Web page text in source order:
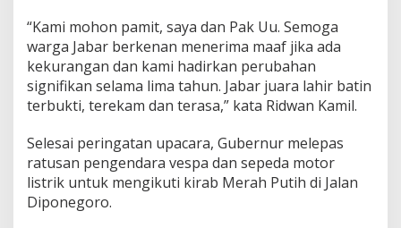
“Kami mohon pamit, saya dan Pak Uu. Semoga
warga Jabar berkenan menerima maaf jika ada
kekurangan dan kami hadirkan perubahan
signifikan selama lima tahun. Jabar juara lahir batin
terbukti, terekam dan terasa,” kata Ridwan Kamil.
Selesai peringatan upacara, Gubernur melepas
ratusan pengendara vespa dan sepeda motor
listrik untuk mengikuti kirab Merah Putih di Jalan
Diponegoro.